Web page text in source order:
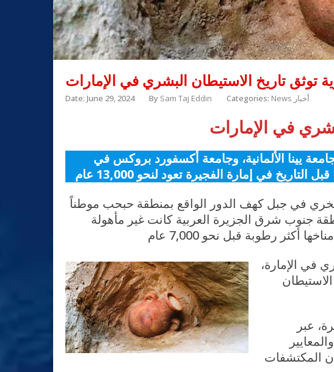
توثق تاريخ الاستيطان البشري في الإمارات
Date: June 29, 2024 By Sam Taj Eddin Categories: News أخبار
في الإمارات
يينا الألمانية، وجامعة أكسفورد بروكس في
في جبل كهف الدور الواقع بمنطقة حبحب موطناً
الاعتقاد سابقاً بأن منطقة جنوب شرق الجزيرة العربية كانت غير مأهولة
في الإمارة،
عبر
أن المكتشفات